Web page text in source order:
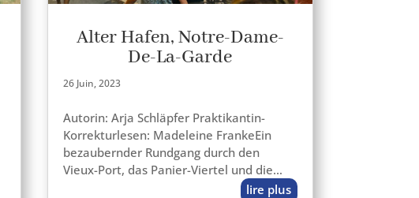
Alter Hafen, Notre-Dame-
De-La-Garde
26 Juin, 2023
Autorin: Arja Schläpfer Praktikantin-
Korrekturlesen: Madeleine FrankeEin
bezau­bern­der Rundgang durch den
Vieux-Port, das Panier-Viertel und die…
lire plus